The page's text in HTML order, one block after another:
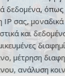
δεδομένα, όπως
IP σας, μοναδικά
και
μέτρηση
ανάλυση